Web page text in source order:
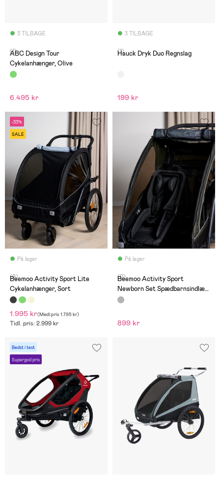
3 TILBAGE
(1)
ABC Design Tour
Cykelanhænger, Olive
6.495 kr
3 TILBAGE
(1)
Hauck Dryk Duo Regnslag
199 kr
-33%
SALE
På lager
(9)
Beemoo Activity Sport Lite
Cykelanhænger, Sort
1.995 kr(Medl.pris 1.795 kr)
Tidl. pris: 2.999 kr
På lager
(0)
Beemoo Activity Sport
Newborn Set Spædbarnsindlæg,
Sort
899 kr
Bedst i test
Supergod pris